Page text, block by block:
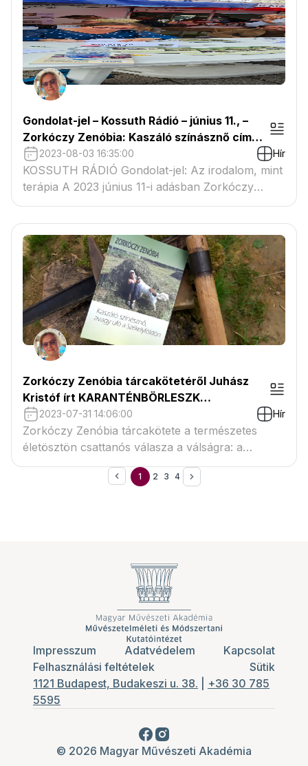
Gondolat-jel – Kossuth Rádió – június 11., –
Zorkóczy Zenóbia: Kaszáló színásznő című
tárcagyűjteménye a Székelyföldről
2023-08-03 16:35:00 Hír
KOSSUTH RÁDIÓ Gondolat-jel: Az irodalom, mint
terápia A 2023 június 11-i adásban Zorkóczy
Zenóbia beszél a Kaszáló színásznő, avagy ufó a
Székelyföldön című, az Ünnepi Könyvhétre
megjelent tárcakötetéről.
Zorkóczy Zenóbia tárcakötetéről Juhász
Kristóf írt KARANTÉNBÖRLESZK
SZÉKELYEKNÉL címmel
2023-07-31 14:06:00 Hír
Zorkóczy Zenóbia tárcakötete a természetes
életösztön csattanós válasza a válságra: a
járványt és a bezártságot parodikus kedéllyel
fogadja, s végső soron a karantén szülte
1 2 3 4
Impresszum Adatvédelem
Kapcsolat
Felhasználási feltételek
Sütik
1121 Budapest, Budakeszi u. 38.
+36 30 785
5595
© 2026 Magyar Művészeti Akadémia